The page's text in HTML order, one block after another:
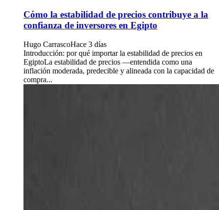
Cómo la estabilidad de precios contribuye a la
confianza de inversores en Egipto
Hugo CarrascoHace 3 días
Introducción: por qué importar la estabilidad de precios en
EgiptoLa estabilidad de precios —entendida como una
inflación moderada, predecible y alineada con la capacidad de
compra...